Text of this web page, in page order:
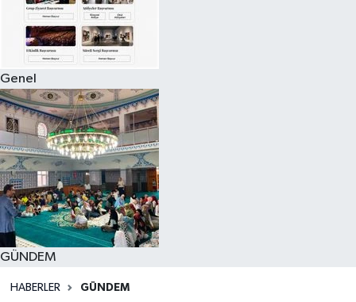
Genel
GÜNDEM
HABERLER GÜNDEM
Tüm Manşetler
Son Dakika Haberleri
Haber Arşivi